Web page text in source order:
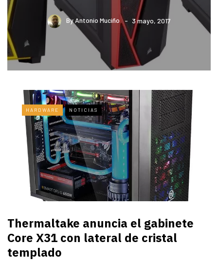
By Antonio Muciño 3 mayo, 2017
HARDWARE NOTICIAS
Thermaltake anuncia el gabinete
Core X31 con lateral de cristal
templado